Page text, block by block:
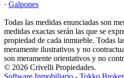
· Galpones
Todas las medidas enunciadas son
medidas exactas serán las que se
propiedad de cada inmueble. Todas
meramente ilustrativos y no
son meramente orientativos y no
© 2026 Crivelli Propiedades.
Software Inmobiliario - Tokko Broker